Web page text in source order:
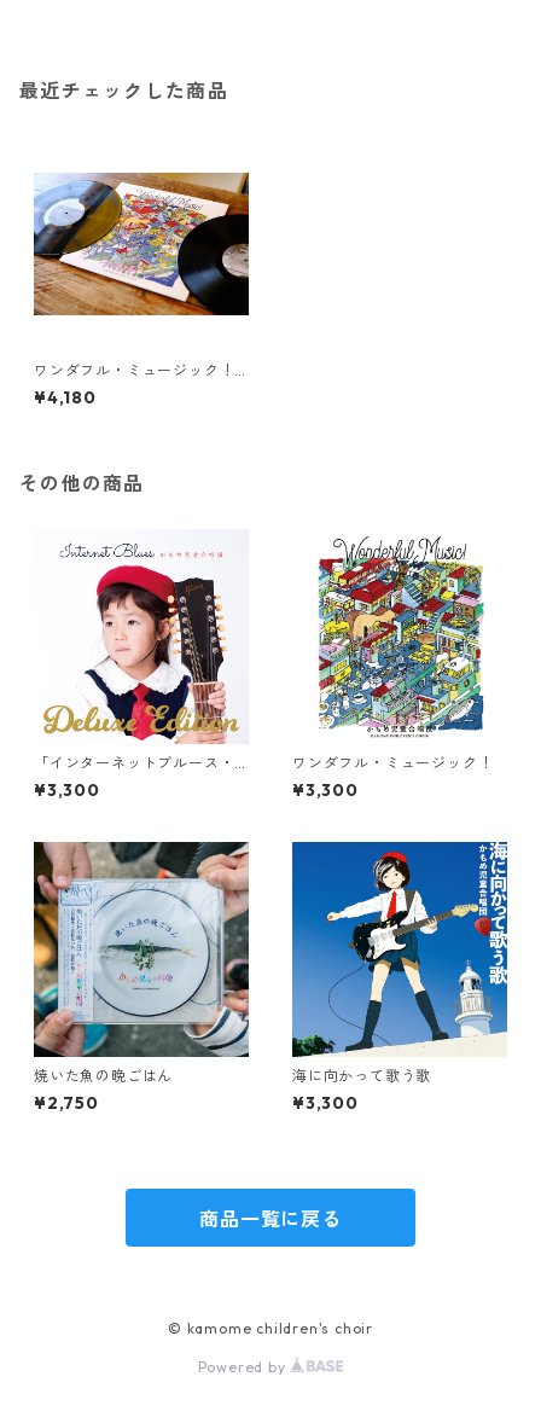
最近チェックした商品
ワンダフル・ミュージック！
LP盤（2枚組／ボーナストラ
ック5曲入り）
¥4,180
その他の商品
「インターネットブルース・
デラックスエディション」
¥3,300
ワンダフル・ミュージック！
¥3,300
焼いた魚の晩ごはん
¥2,750
海に向かって歌う歌
¥3,300
商品一覧に戻る
© kamome children's choir
Powered by